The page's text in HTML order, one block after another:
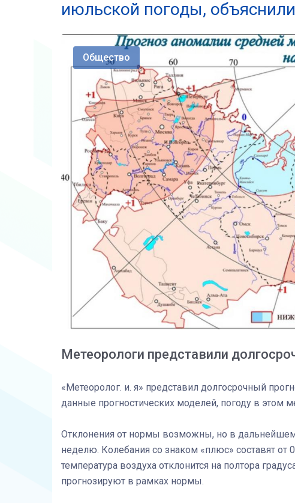
июльской погоды,
Общество
Метеорологи представили
«Метеоролог. и. я» представил долгосрочный
данные прогностических моделей, погоду в этом
Отклонения от нормы возможны, но в
неделю. Колебания со знаком «плюс» составят от
температура воздуха отклонится на полтора
прогнозируют в рамках нормы.